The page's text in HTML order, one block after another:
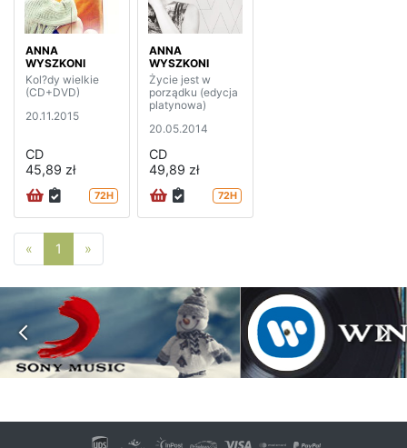
ANNA
WYSZKONI
Kol?dy wielkie
(CD+DVD)
20.11.2015
CD
45,89 zł
72H
ANNA
WYSZKONI
Życie jest w
porządku (edycja
platynowa)
20.05.2014
CD
49,89 zł
72H
« Poprzednia strona
1 »